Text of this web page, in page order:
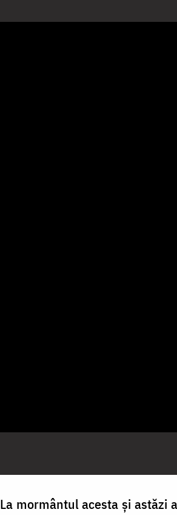
La mormântul acesta și astăzi